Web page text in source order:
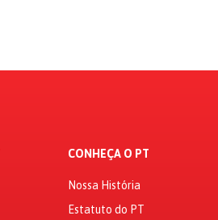
CONHEÇA O PT
Nossa História
Estatuto do PT